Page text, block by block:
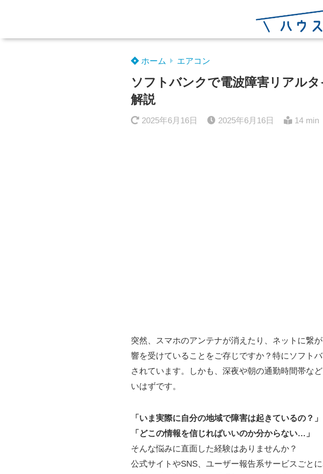
ホーム エアコン
ソフトバンクで電波障害リアル
解説
2025年6月16日 2025年6月16日 14 min
突然、スマホのアンテナが消えたり、ネットに
響を受けていることをご存じですか？特にソフト
されています。しかも、深夜や朝の通勤時間帯な
いはずです。
「いま実際に自分の地域で障害は起きているの？」
「どこの情報を信じればいいのか分からない…」
そんな悩みに直面した経験はありませんか？
公式サイトやSNS、ユーザー報告系サービスごと